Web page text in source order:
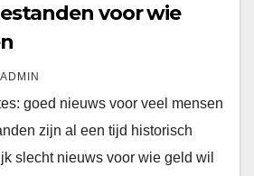
voor wie
ADMIN
goed nieuws voor veel mensen
zijn al een tijd historisch
slecht nieuws voor wie geld wil